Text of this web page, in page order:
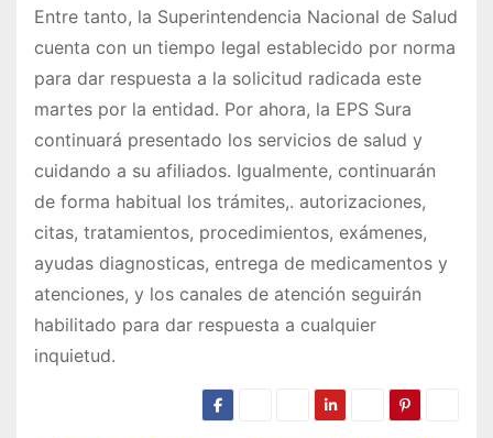
Entre tanto, la Superintendencia Nacional de Salud
cuenta con un tiempo legal establecido por norma
para dar respuesta a la solicitud radicada este
martes por la entidad. Por ahora, la EPS Sura
continuará presentado los servicios de salud y
cuidando a su afiliados. Igualmente, continuarán
de forma habitual los trámites,. autorizaciones,
citas, tratamientos, procedimientos, exámenes,
ayudas diagnosticas, entrega de medicamentos y
atenciones, y los canales de atención seguirán
habilitado para dar respuesta a cualquier
inquietud.